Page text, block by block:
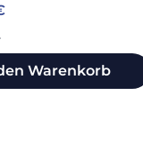
Warenkorb